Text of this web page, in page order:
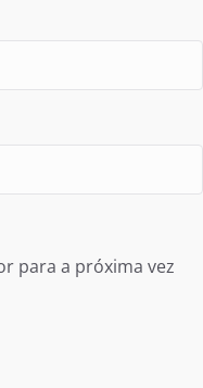
para a próxima vez